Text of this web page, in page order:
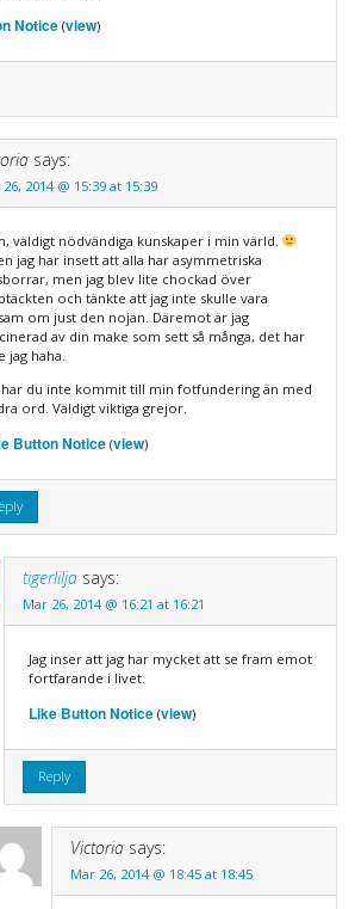
Notice(view)
says:
2014 @ 15:39 at 15:39
väldigt nödvändiga kunskaper i min värld.
jag har insett att alla har asymmetriska
men jag blev lite chockad över
och tänkte att jag inte skulle vara
om just den nojan. Däremot är jag
av din make som sett så många, det har
jag haha.
har du inte kommit till min fotfundering än med
ord. Väldigt viktiga grejor.
Button Notice(view)
tigerlilja says:
Mar 26, 2014 @ 16:21 at 16:21
Jag inser att jag har mycket att se fram emot
fortfarande i livet.
Like Button Notice(view)
Reply
Victoria says:
Mar 26, 2014 @ 18:45 at 18:45